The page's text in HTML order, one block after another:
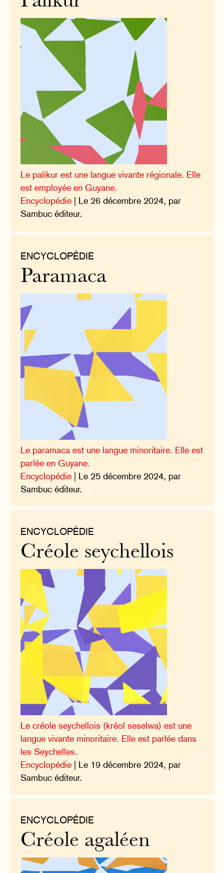
Le palikur est une langue vivante régionale. Elle
est employée en Guyane.
Encyclopédie | Le 26 décembre 2024, par
Sambuc éditeur.
ENCYCLOPÉDIE
Paramaca
Le paramaca est une langue minoritaire. Elle est
parlée en Guyane.
Encyclopédie | Le 25 décembre 2024, par
Sambuc éditeur.
ENCYCLOPÉDIE
Créole seychellois
Le créole seychellois (kréol seselwa) est une
langue vivante minoritaire. Elle est parlée dans
les Seychelles.
Encyclopédie | Le 19 décembre 2024, par
Sambuc éditeur.
ENCYCLOPÉDIE
Créole agaléen